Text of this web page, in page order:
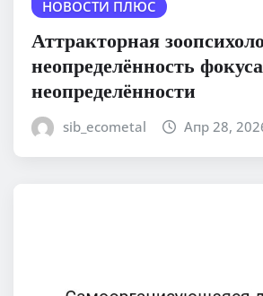
НОВОСТИ ПЛЮС
Аттракторная
неопределённость
неопределённости
sib_ecometal Апр 28,